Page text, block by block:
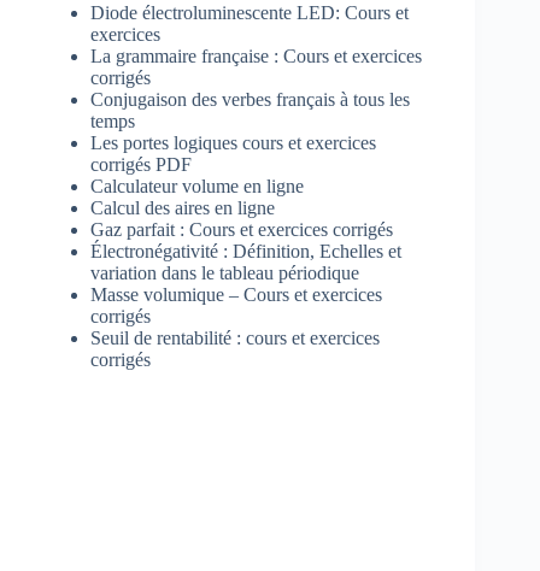
Diode électroluminescente LED: Cours et
exercices
La grammaire française : Cours et exercices
corrigés
Conjugaison des verbes français à tous les
temps
Les portes logiques cours et exercices
corrigés PDF
Calculateur volume en ligne
Calcul des aires en ligne
Gaz parfait : Cours et exercices corrigés
Électronégativité : Définition, Echelles et
variation dans le tableau périodique
Masse volumique – Cours et exercices
corrigés
Seuil de rentabilité : cours et exercices
corrigés